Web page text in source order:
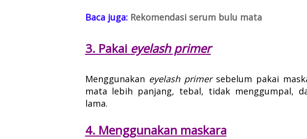
Baca juga: Rekomendasi serum bulu mata
3. Pakai eyelash primer
Menggunakan eyelash primer sebelum pakai
mata lebih panjang, tebal, tidak menggumpal,
lama.
4. Menggunakan maskara